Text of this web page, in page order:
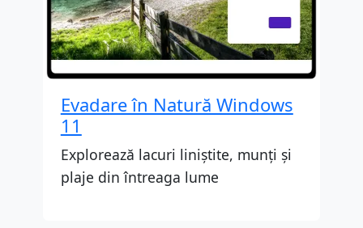
Evadare în Natură Windows
11
Explorează lacuri liniștite, munți și
plaje din întreaga lume